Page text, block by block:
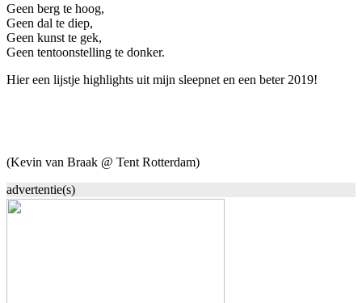
Geen berg te hoog,
Geen dal te diep,
Geen kunst te gek,
Geen tentoonstelling te donker.
Hier een lijstje highlights uit mijn sleepnet en een beter 2019!
(Kevin van Braak @ Tent Rotterdam)
advertentie(s)